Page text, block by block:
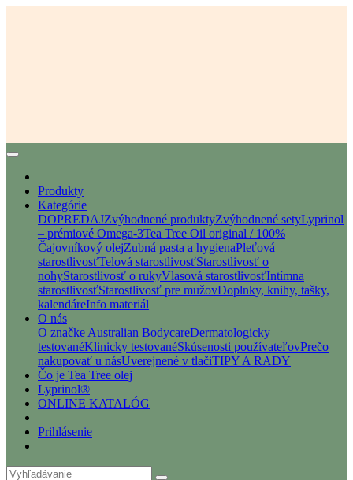
Produkty
Kategórie
DOPREDAJZvýhodnené produktyZvýhodnené setyLyprinol
– prémiové Omega-3Tea Tree Oil original / 100%
Čajovníkový olejZubná pasta a hygienaPleťová
starostlivosťTelová starostlivosťStarostlivosť o
nohyStarostlivosť o rukyVlasová starostlivosťIntímna
starostlivosťStarostlivosť pre mužovDoplnky, knihy, tašky,
kalendáreInfo materiál
O nás
O značke Australian BodycareDermatologicky
testovanéKlinicky testovanéSkúsenosti používateľovPrečo
nakupovať u násUverejnené v tlačiTIPY A RADY
Čo je Tea Tree olej
Lyprinol®
ONLINE KATALÓG
Prihlásenie